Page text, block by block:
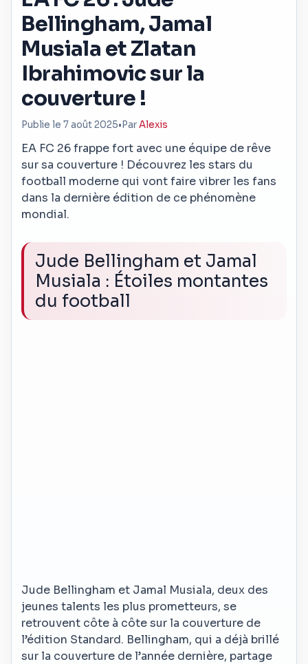
Bellingham, Jamal
Musiala et Zlatan
Ibrahimovic sur la
couverture !
Publie le 7 août 2025• ParAlexis
EA FC 26 frappe fort avec une équipe de rêve
sur sa couverture ! Découvrez les stars du
football moderne qui vont faire vibrer les fans
dans la dernière édition de ce phénomène
mondial.
Jude Bellingham et Jamal
Musiala : Étoiles montantes
du football
Jude Bellingham et Jamal Musiala, deux des
jeunes talents les plus prometteurs, se
retrouvent côte à côte sur la couverture de
l’édition Standard. Bellingham, qui a déjà brillé
sur la couverture de l’année dernière, partage